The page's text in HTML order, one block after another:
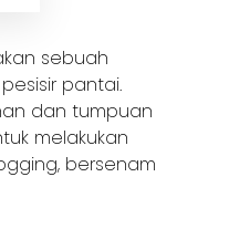
sebuah
pantai.
dan tumpuan
melakukan
bersenam